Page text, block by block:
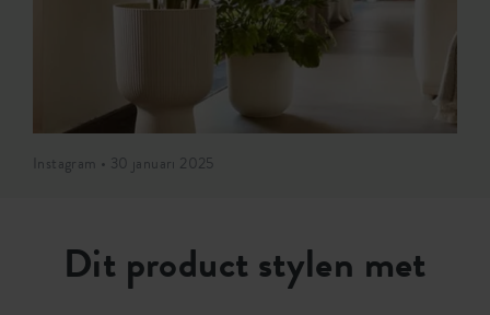
Instagram • 30 januari 2025
Dit product stylen met